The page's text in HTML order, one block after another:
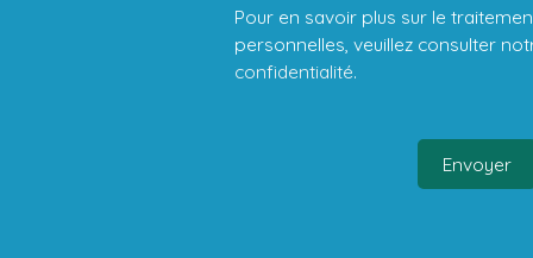
Pour en savoir plus sur le
personnelles, veuillez consulter
confidentialité.
Envoyer